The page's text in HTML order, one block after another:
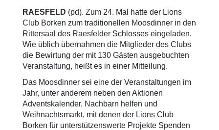
RAESFELD (pd). Zum 24. Mal hatte der Lions
Club Borken zum traditionellen Moosdinner in den
Rittersaal des Raesfelder Schlosses eingeladen.
Wie üblich übernahmen die Mitglieder des Clubs
die Bewirtung der mit 130 Gästen ausgebuchten
Veranstaltung, heißt es in einer Mitteilung.
Das Moosdinner sei eine der Veranstaltungen im
Jahr, unter anderem neben den Aktionen
Adventskalender, Nachbarn helfen und
Weihnachtsmarkt, mit denen der Lions Club
Borken für unterstützenswerte Projekte Spenden